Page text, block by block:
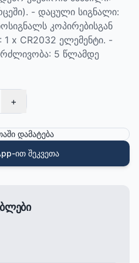
- დაცული სიგნალი:
კოპირებისგან
1 x CR2032 ელემენტი. -
5 წლამდე
+
დამატება
ით შეკვეთა